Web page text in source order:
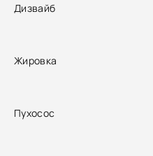
Дизвайб
Жировка
Пухосос